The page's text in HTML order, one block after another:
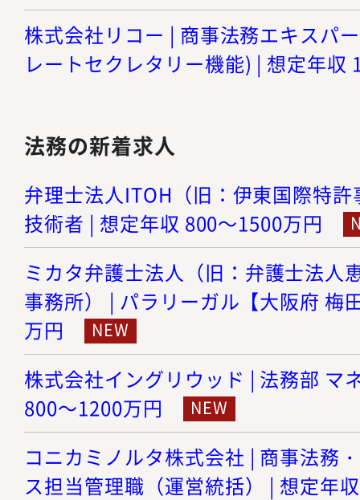
株式会社リコー | 商事法務エキスパ
レートセクレタリー機能) | 想定年収
法務の新着求人
弁理士法人ITOH（旧：伊東国際特
技術者 | 想定年収 800～1500万円
ミカタ弁護士法人（旧：弁護士法人
事務所） | パラリーガル【大阪府 梅
万円
株式会社イングリウッド | 法務部 マ
800～1200万円
コニカミノルタ株式会社 | 商事法務
ス担当管理職（運営統括） | 想定年